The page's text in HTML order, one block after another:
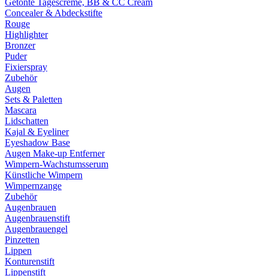
Getönte Tagescreme, BB & CC Cream
Concealer & Abdeckstifte
Rouge
Highlighter
Bronzer
Puder
Fixierspray
Zubehör
Augen
Sets & Paletten
Mascara
Lidschatten
Kajal & Eyeliner
Eyeshadow Base
Augen Make-up Entferner
Wimpern-Wachstumsserum
Künstliche Wimpern
Wimpernzange
Zubehör
Augenbrauen
Augenbrauenstift
Augenbrauengel
Pinzetten
Lippen
Konturenstift
Lippenstift